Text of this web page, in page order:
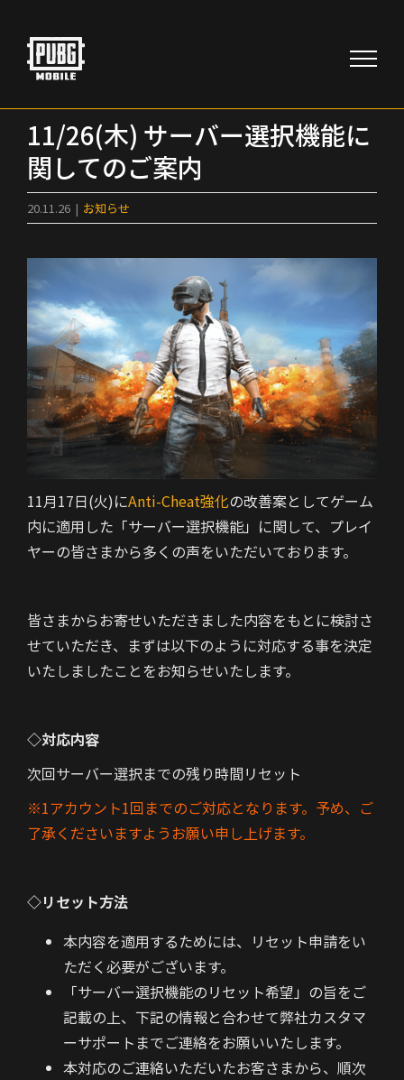
content
11/26(木) サーバー選択機能に
関してのご案内
20.11.26 | お知らせ
11月17日(火)にAnti-Cheat強化の改善案としてゲーム
内に適用した「サーバー選択機能」に関して、プレイ
ヤーの皆さまから多くの声をいただいております。
皆さまからお寄せいただきました内容をもとに検討さ
せていただき、まずは以下のように対応する事を決定
いたしましたことをお知らせいたします。
◇対応内容
次回サーバー選択までの残り時間リセット
※1アカウント1回までのご対応となります。予め、ご
了承くださいますようお願い申し上げます。
◇リセット方法
本内容を適用するためには、リセット申請をい
ただく必要がございます。
「サーバー選択機能のリセット希望」の旨をご
記載の上、下記の情報と合わせて弊社カスタマ
ーサポートまでご連絡をお願いいたします。
本対応のご連絡いただいたお客さまから、順次